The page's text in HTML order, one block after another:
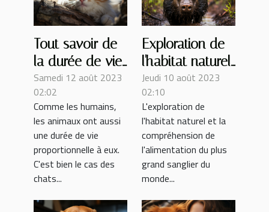
Tout savoir de
la durée de vie
d’un chat
Samedi 12 août 2023
02:02
Comme les humains,
les animaux ont aussi
une durée de vie
proportionnelle à eux.
C'est bien le cas des
chats...
Exploration de
l'habitat naturel
et de
l'alimentation
du plus grand
sanglier du
monde
Jeudi 10 août 2023
02:10
L'exploration de
l'habitat naturel et la
compréhension de
l'alimentation du plus
grand sanglier du
monde...